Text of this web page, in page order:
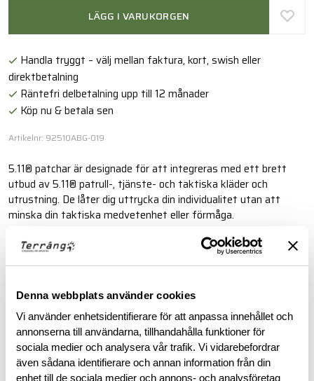
Denna webbplats använder cookies
Vi använder enhetsidentifierare för att anpassa innehållet och
annonserna till användarna, tillhandahålla funktioner för
sociala medier och analysera vår trafik. Vi vidarebefordrar
även sådana identifierare och annan information från din
enhet till de sociala medier och annons- och analysföretag
LÄGG I VARUKORGEN
Handla tryggt – välj mellan faktura, kort, swish eller
direktbetalning
Räntefri delbetalning upp till 12 månader
Köp nu & betala sen
Artikelnr: 92510ABG-019
5.11® patchar är designade för att integreras med ett brett
utbud av 5.11® patrull-, tjänste- och taktiska kläder och
utrustning. De låter dig uttrycka din individualitet utan att
minska din taktiska medvetenhet eller förmåga.
Läs mer
BESKRIVNING
RECENSIONER